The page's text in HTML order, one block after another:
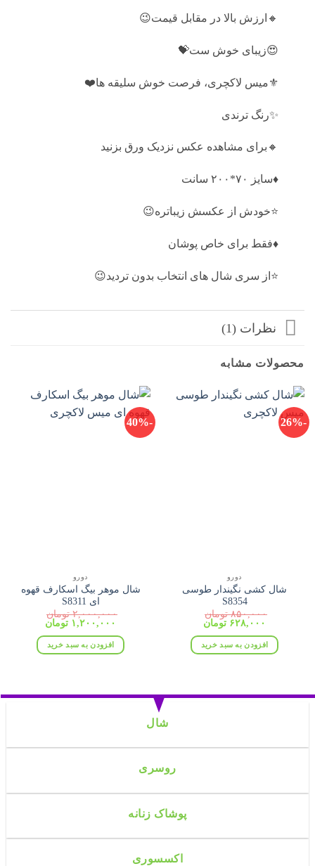
🔸ارزش بالا در مقابل قیمت😉
😍زیبای خوش ست💝
⚜️میس لاکچری، فرصت خوش سلیقه ها❤️
✨رنگ ترندی
🔸برای مشاهده عکس نزدیک ورق بزنید
♦️سايز ۷۰*۲۰۰ سانت
⭐️خودش از عکسش زیباتره😉
♦️فقط برای خاص پوشان
⭐️از سری شال های انتخاب بدون تردید😉
نظرات (1)
محصولات مشابه
-26%
دورو
شال کشی نگیندار طوسی
S8354
۸۵۰,۰۰۰ تومان
قیمت
۸۵۰,۰۰۰ تومان
بود.
۶۲۸,۰۰۰ تومان
۶۲۸,۰۰۰ تومان. افزودن به سبد خرید
-40%
دورو
شال موهر بیگ اسکارف قهوه
ای S8311
۲,۰۰۰,۰۰۰ تومان
قیمت
۲,۰۰۰,۰۰۰ تومان
بود.
۱,۲۰۰,۰۰۰ تومان
۱,۲۰۰,۰۰۰ تومان. افزودن به سبد خرید
شال
روسری
پوشاک زنانه
اکسسوری